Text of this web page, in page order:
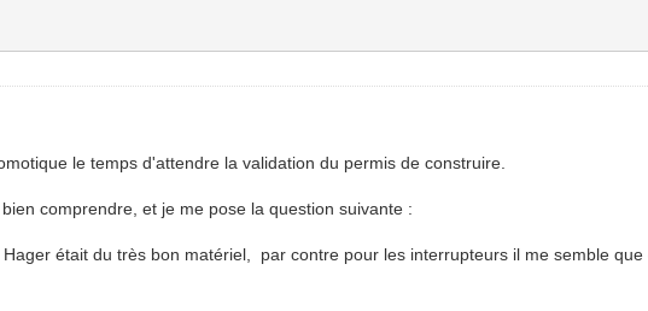
le temps d'attendre la validation du permis de construire.
comprendre, et je me pose la question suivante :
était du très bon matériel, par contre pour les interrupteurs il me semble